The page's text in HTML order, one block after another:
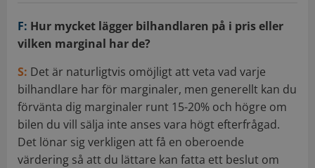
F: Hur mycket lägger bilhandlaren på i pris eller
vilken marginal har de?
S: Det är naturligtvis omöjligt att veta vad varje
bilhandlare har för marginaler, men generellt kan du
förvänta dig marginaler runt 15-20% och högre om
bilen du vill sälja inte anses vara högt efterfrågad.
Det lönar sig verkligen att få en oberoende
värdering så att du lättare kan fatta ett beslut om